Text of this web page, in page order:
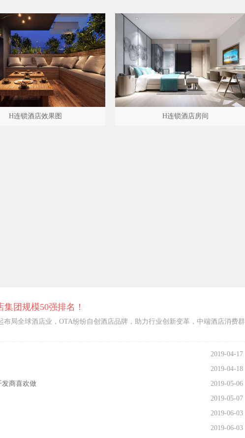
H连锁酒店效果图 H连锁酒店房间
团规模50强排名！
局全球酒店业，OTA纷纷自创酒店品牌，助力行业创新变革，中端酒店消费群
2019-04-17
2019-04-18
发商喜欢做
2019-05-06
2019-05-07
2019-06-03
2019-06-03